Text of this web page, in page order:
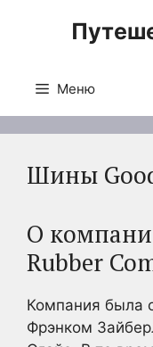
Меню
Шины
О
Rubber
Компания была
Фрэнком